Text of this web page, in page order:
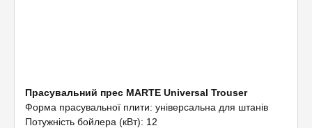
Прасувальний прес MARTE Universal Trouser
Форма прасувальної плити: універсальна для штанів
Потужність бойлера (кВт): 12